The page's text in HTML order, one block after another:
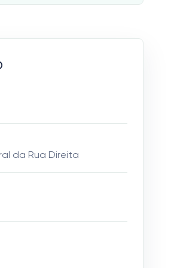
da Rua Direita